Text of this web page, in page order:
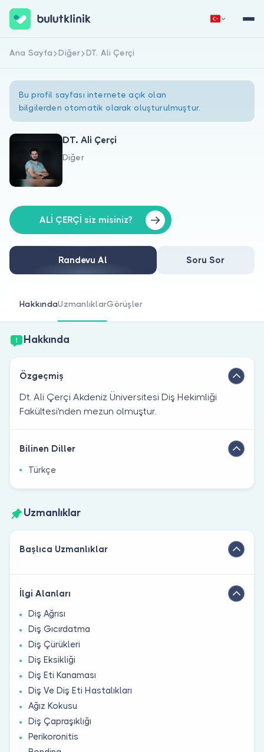
Hakkımızda
Doktorlar için
Doktor musunuz?
Hemen Kaydol
Ana Sayfa Diğer DT. Ali Çerçi
Bu profil sayfası internete açık olan
bilgilerden otomatik olarak oluşturulmuştur.
DT. Ali Çerçi
Diğer
ALİ ÇERÇİ siz misiniz?
Randevu Al Soru Sor
HakkındaUzmanlıklarGörüşler
Hakkında
Özgeçmiş
Dt. Ali Çerçi Akdeniz Üniversitesi Diş Hekimliği
Fakültesi'nden mezun olmuştur.
Bilinen Diller
Türkçe
Uzmanlıklar
Başlıca Uzmanlıklar
İlgi Alanları
Diş Ağrısı
Diş Gıcırdatma
Diş Çürükleri
Diş Eksikliği
Diş Eti Kanaması
Diş Ve Diş Eti Hastalıkları
Ağız Kokusu
Diş Çapraşıklığı
Perikoronitis